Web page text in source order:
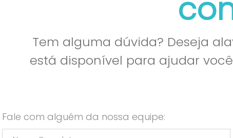
Tem alguma dúvida? Deseja
está disponível para ajudar
Fale com alguém da nossa equipe: